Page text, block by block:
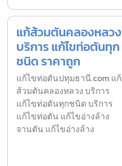
แก้ส้วมตันคลองหลวง
บริการ แก้ไขท่อตันทุก
ชนิด ราคาถูก
แก้ไขท่อตันปทุมธานี.com แก้
ส้วมตันคลองหลวง บริการ
แก้ไขท่อตันทุกชนิด บริการ
แก้ไขท่อตัน แก้ไขอ่างล้าง
จานตัน แก้ไขอ่างล้าง